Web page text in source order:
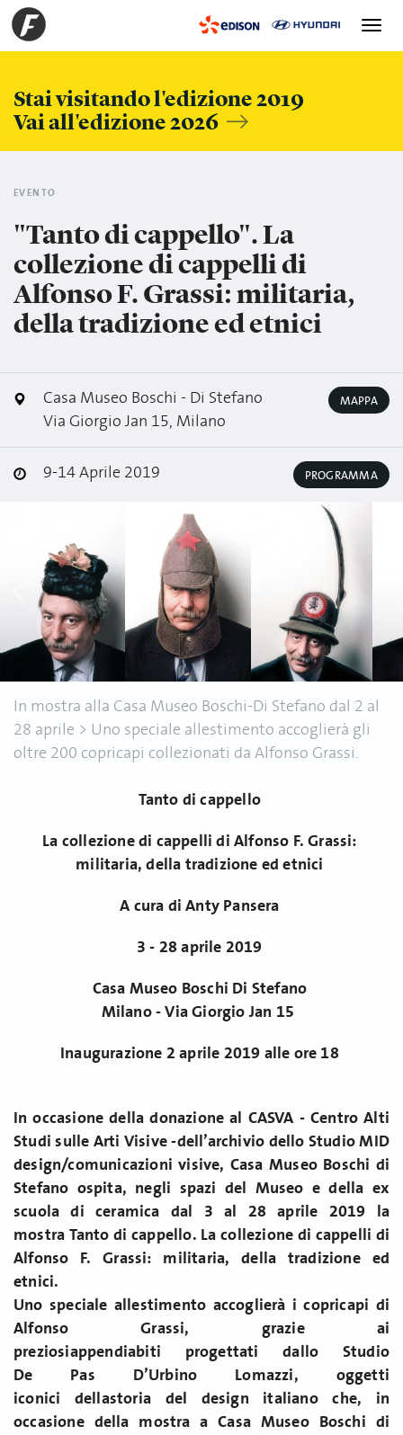
Stai visitando l'edizione 2019
Vai all'edizione 2026
Toggle
EVENTO
"Tanto di cappello". La
collezione di cappelli di
Alfonso F. Grassi: militaria,
della tradizione ed etnici
Casa Museo Boschi - Di Stefano
Via Giorgio Jan 15, Milano
MAPPA
9-14 Aprile 2019 PROGRAMMA
In mostra alla Casa Museo Boschi-Di Stefano dal 2 al
28 aprile > Uno speciale allestimento accoglierà gli
oltre 200 copricapi collezionati da Alfonso Grassi.
Tanto di cappello
La collezione di cappelli di Alfonso F. Grassi:
militaria, della tradizione ed etnici
A cura di Anty Pansera
3 - 28 aprile 2019
Casa Museo Boschi Di Stefano
Milano - Via Giorgio Jan 15
Inaugurazione 2 aprile 2019 alle ore 18
In occasione della donazione al CASVA - Centro Alti
Studi sulle Arti Visive -dell’archivio dello Studio MID
design/comunicazioni visive, Casa Museo Boschi di
Stefano ospita, negli spazi del Museo e della ex
scuola di ceramica dal 3 al 28 aprile 2019 la
mostra Tanto di cappello. La collezione di cappelli di
Alfonso F. Grassi: militaria, della tradizione ed
etnici.
Uno speciale allestimento accoglierà i copricapi di
Alfonso Grassi, grazie ai
preziosiappendiabiti progettati dallo Studio
De Pas D’Urbino Lomazzi, oggetti
iconici dellastoria del design italiano che, in
occasione della mostra a Casa Museo Boschi di